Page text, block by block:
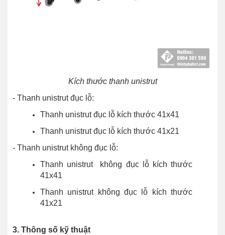
Kích thước thanh unistrut
- Thanh unistrut đục lỗ:
Thanh unistrut đục lỗ kích thước 41x41
Thanh unistrut đục lỗ kích thước 41x21
- Thanh unistrut không đục lỗ:
Thanh unistrut không đục lỗ kích thước
41x41
Thanh unistrut không đục lỗ kích thước
41x21
3. Thông số kỹ thuật